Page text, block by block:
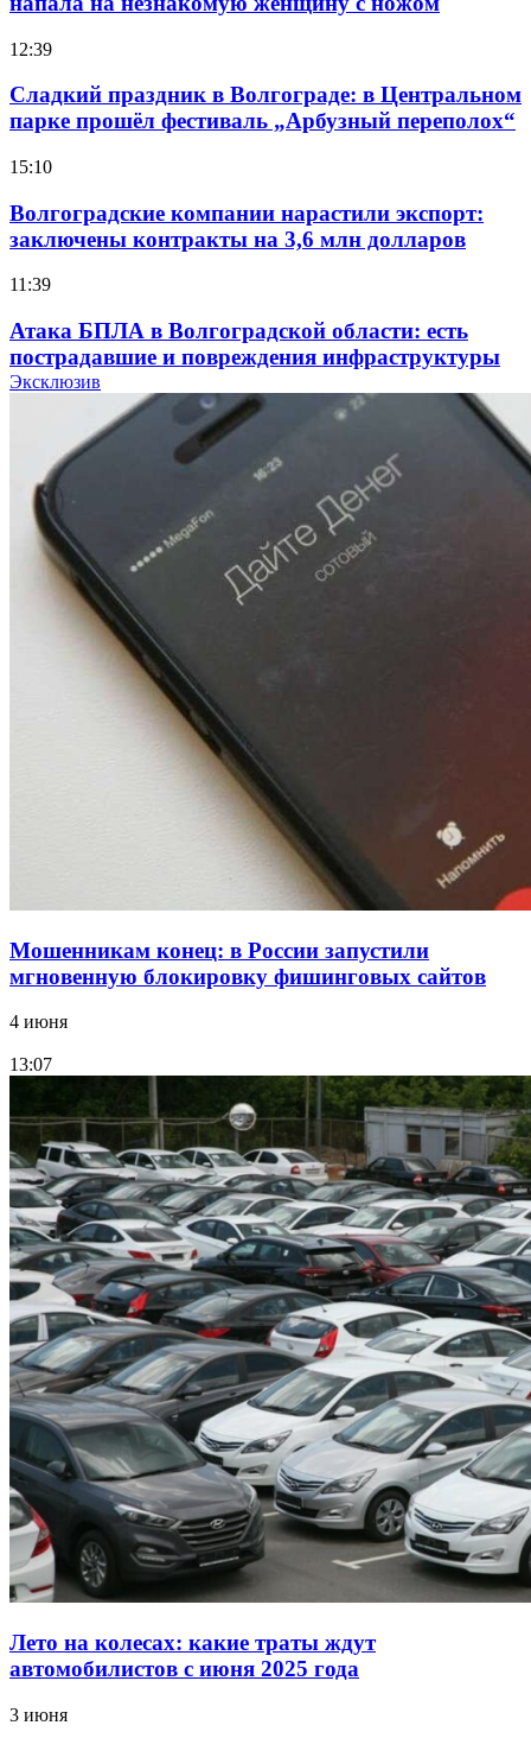
12:39
Сладкий праздник в Волгограде: в Центральном
парке прошёл фестиваль „Арбузный переполох“
15:10
Волгоградские компании нарастили экспорт:
заключены контракты на 3,6 млн долларов
11:39
Атака БПЛА в Волгоградской области: есть
пострадавшие и повреждения инфраструктуры
Волгоградские вузы в топе зарплатного
рейтинга: ВолгГТУ и ВолгГМУ вошли в топ‑15
для химической отрасли и фармацевтики
18:39
В Красноармейском районе Волгограда стартует
конкурс на ремонт моста через Волго‑Донской
судоходный канал
Фестиваль #ТриЧетыре в Волгограде пройдёт
11–13 сентября в рамках Года единства народов
Эксклюзив
Мошенникам конец: в России запустили
мгновенную блокировку фишинговых сайтов
4 июня
13:07
Лето на колесах: какие траты ждут
автомобилистов с июня 2025 года
3 июня